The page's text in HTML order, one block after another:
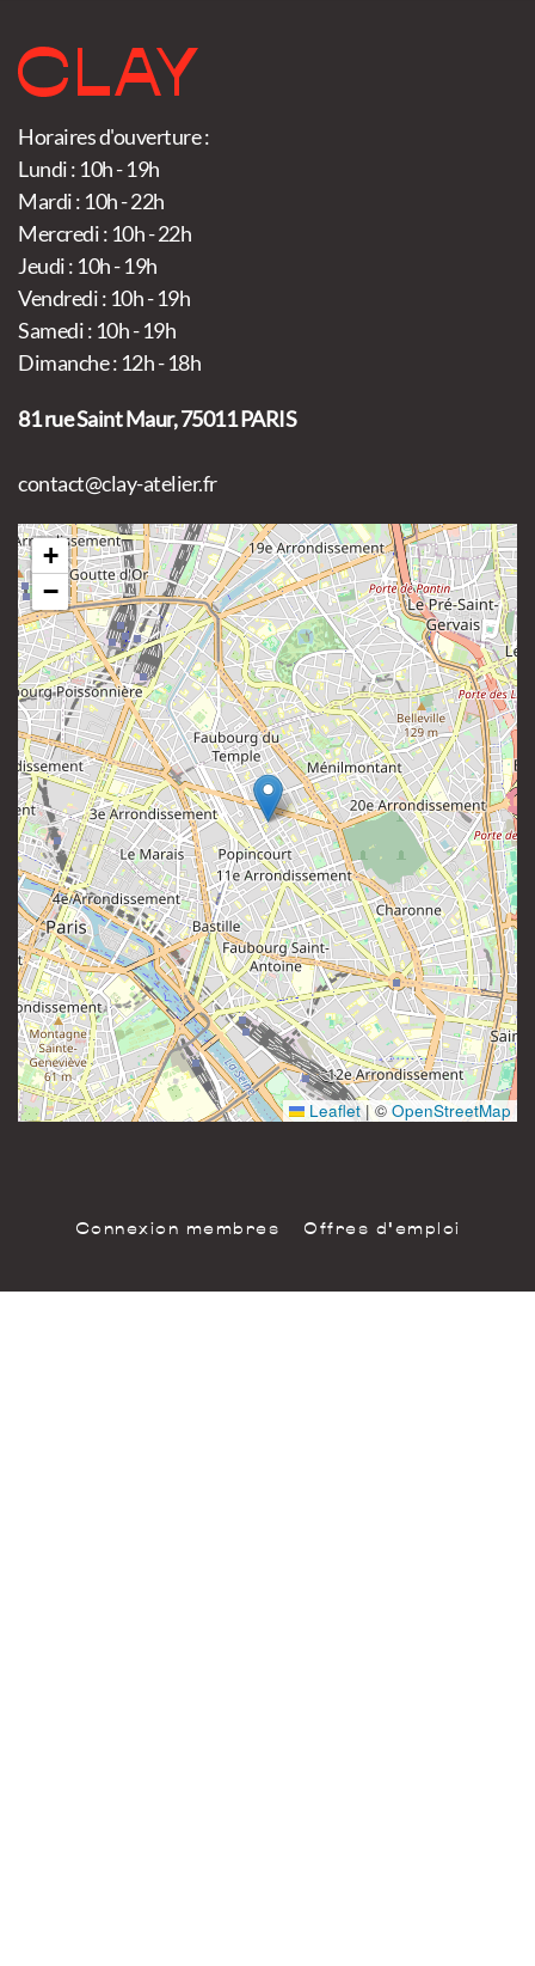
Horaires d'ouverture :
Lundi : 10h - 19h
Mardi : 10h - 22h
Mercredi : 10h - 22h
Jeudi : 10h - 19h
Vendredi : 10h - 19h
Samedi : 10h - 19h
Dimanche : 12h - 18h
81 rue Saint Maur, 75011 PARIS
contact@clay-atelier.fr
+
−
Leaflet |©OpenStreetMap
81 rue Saint-Maur
75011 Paris
France
Instagram
Connexion membres Offres d'emploi